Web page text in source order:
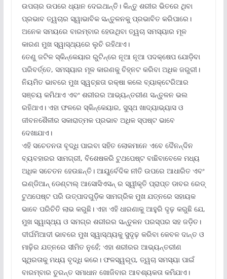
ଉପଚାର ଉପରେ ଧ୍ୟାନ ଦେଇଥାନ୍ତି। କିନ୍ତୁ ଶରୀର ଭିତରେ ଥିବା
ପ୍ରଭାବ ତ୍ୱଚାର ସ୍ୱାଭାବିକ ସନ୍ତୁଳନକୁ ପ୍ରଭାବିତ କରିପାରେ।
ଅନେକ ସମୟରେ ବାରମ୍ବାର ହେଉଥିବା ତ୍ୱଚା ସମସ୍ୟାର ମୂଳ
କାରଣ ମୁଖ ସ୍ୱାସ୍ଥ୍ୟରେ ଲୁଚି ରହିଥାଏ।
ତେଣୁ ଜଟିଳ ସ୍କିନ୍‌କେୟାର ରୁଟିନ୍‌ରେ ନୂଆ ନୂଆ ପଦକ୍ଷେପ ଯୋଡ଼ିବା
ପରିବର୍ତ୍ତେ, ସମସ୍ୟାର ମୂଳ କାରଣକୁ ଚିହ୍ନଟ କରିବା ଅଧିକ ଜରୁରୀ।
ନିୟମିତ ଭାବରେ ମୁଖ ସ୍ୱଚ୍ଛତା ରକ୍ଷା କଲେ ବ୍ୟାକ୍ଟେରିଆର
ସଞ୍ଚୟ କମିଥାଏ ଏବଂ ଶରୀରର ଆଭ୍ୟନ୍ତରୀଣ ସନ୍ତୁଳନ ଭଲ
ରହିଥାଏ। ଏହା ଫଳରେ ସ୍କିନ୍‌କେୟାର, ସୁସ୍ଥ ଖାଦ୍ୟାଭ୍ୟାସ ଓ
ଜୀବନଶୈଳୀର ସକାରାତ୍ମକ ପ୍ରଭାବ ଅଧିକ ସ୍ପଷ୍ଟ ଭାବେ
ଦେଖାଯାଏ।
ଏହି ସଚେତନତା ବୃଦ୍ଧି ପାଇବା ସହିତ ଲୋକମାନେ ଏବେ ଦୈନନ୍ଦିନ
ବ୍ୟବହାରର ସାମଗ୍ରୀ, ବିଶେଷକରି ଟୁଥପେଷ୍ଟ ବାଛିବାବେଳେ ମଧ୍ୟ
ଅଧିକ ସଚେତନ ହେଉଛନ୍ତି। ଆୟୁର୍ବେଦିକ ନୀତି ଉପରେ ଆଧାରିତ ଏବଂ
ଇଣ୍ଡିଆନ୍ ଡେଣ୍ଟାଲ୍ ଆସୋସିଏସନ୍ ର ସ୍ୱୀକୃତି ପ୍ରାପ୍ତ ଡାବର ରେଡ୍
ଟୁଥପେଷ୍ଟ ପରି ଉତ୍ପାଦଗୁଡ଼ିକ ସାମଗ୍ରିକ ମୁଖ ଯତ୍ନରେ ସହାୟକ
ଭାବେ ପରିଚିତି ଲାଭ କରୁଛି। ଏହା ଏହି ଧାରଣାକୁ ଆହୁରି ଦୃଢ଼ କରୁଛି ଯେ,
ମୁଖ ସ୍ୱାସ୍ଥ୍ୟ ଓ ସମଗ୍ର ଶରୀରର ସନ୍ତୁଳନ ପରସ୍ପର ସହ ଜଡ଼ିତ।
ଦୀର୍ଘମିଆଦୀ ଭାବରେ ମୁଖ ସ୍ୱାସ୍ଥ୍ୟକୁ ସୁଦୃଢ଼ କରିବା କେବଳ ଦାନ୍ତ ଓ
ମାଢ଼ିର ଯତ୍ନରେ ସୀମିତ ନୁହେଁ; ଏହା ଶରୀରର ଆଭ୍ୟନ୍ତରୀଣ
ସ୍ଥିରତାକୁ ମଧ୍ୟ ବୃଦ୍ଧି କରେ। ଫଳସ୍ୱରୂପ, ତ୍ୱଚା ସମସ୍ୟା ପାଇଁ
ବାରମ୍ବାର ତୁରନ୍ତ ସମାଧାନ ଖୋଜିବାର ଆବଶ୍ୟକତା କମିଯାଏ।